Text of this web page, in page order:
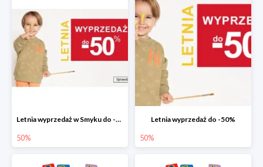
Letnia wyprzedaż w Smyku do -50%
50%
Letnia wyprzedaż do -50%
50%